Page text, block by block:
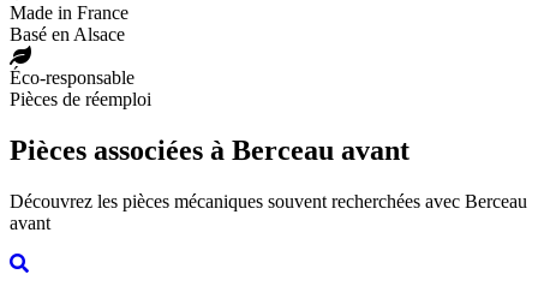
Made in France
Basé en Alsace
Éco-responsable
Pièces de réemploi
Pièces associées à Berceau avant
Découvrez les pièces mécaniques souvent recherchées avec Berceau
avant